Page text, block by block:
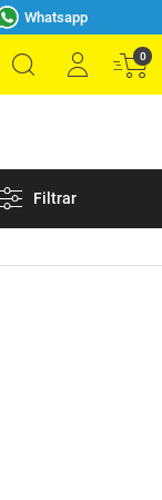
Whatsapp
0
Filtrar